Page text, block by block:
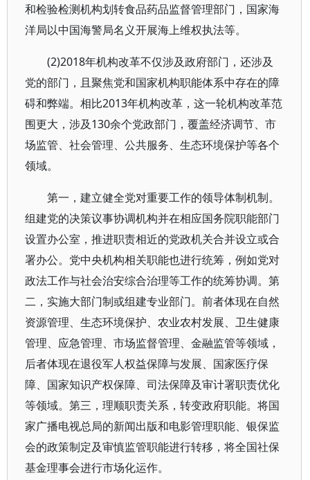
和检验检测机构划转食品药品监督管理部门，国家海
洋局以中国海警局名义开展海上维权执法等。
(2)2018年机构改革不仅涉及政府部门，还涉及
党的部门，且聚焦党和国家机构职能体系中存在的障
碍和弊端。相比2013年机构改革，这一轮机构改革范
围更大，涉及130余个党政部门，覆盖经济调节、市
场监管、社会管理、公共服务、生态环境保护等各个
领域。
第一，建立健全党对重要工作的领导体制机制。
组建党的决策议事协调机构并在相应国务院职能部门
设置办公室，推进职责相近的党政机关合并设立或合
署办公。党中央机构相关职能也进行统筹，例如党对
政法工作与社会治安综合治理等工作的统筹协调。第
二，实施大部门制或组建专业部门。前者体现在自然
资源管理、生态环境保护、农业农村发展、卫生健康
管理、应急管理、市场监督管理、金融监管等领域，
后者体现在退役军人权益保障与发展、国家医疗保
障、国家知识产权保障、司法保障及审计署职责优化
等领域。第三，理顺职责关系，转变政府职能。将国
家广播电视总局的新闻出版和电影管理职能、银保监
会的政策制定及审慎监管职能进行转移，将全国社保
基金理事会进行市场化运作。